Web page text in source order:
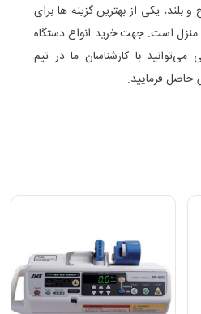
یکی از بهترین گزینه ها برای
منزل است. جهت خرید انواع دستگاه
می‌توانید با کارشناسان ما در تیم
حاصل فرمایید.